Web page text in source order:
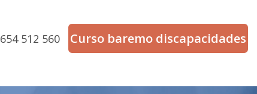
654 512 560 Curso baremo discapacidades